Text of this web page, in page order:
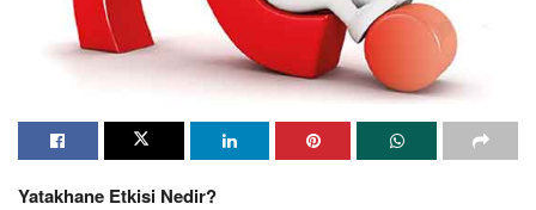
Yatakhane Etkisi Nedir?